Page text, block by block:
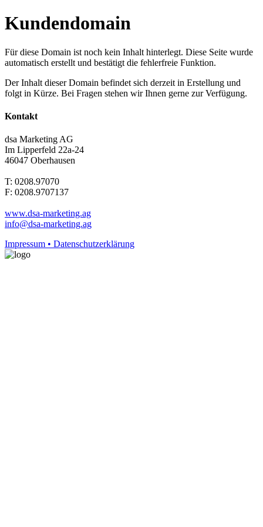
Kundendomain
Für diese Domain ist noch kein Inhalt hinterlegt. Diese Seite wurde
automatisch erstellt und bestätigt die fehlerfreie Funktion.
Der Inhalt dieser Domain befindet sich derzeit in Erstellung und
folgt in Kürze. Bei Fragen stehen wir Ihnen gerne zur Verfügung.
Kontakt
dsa Marketing AG
Im Lipperfeld 22a-24
46047 Oberhausen
T: 0208.97070
F: 0208.9707137
www.dsa-marketing.ag
info@dsa-marketing.ag
Impressum • Datenschutzerklärung